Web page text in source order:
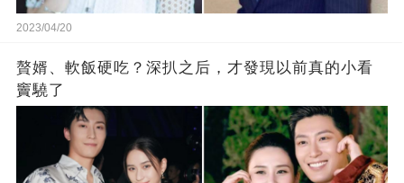
2023/04/20
贅婿、軟飯硬吃？深扒之后，才發現以前真的小看
竇驍了